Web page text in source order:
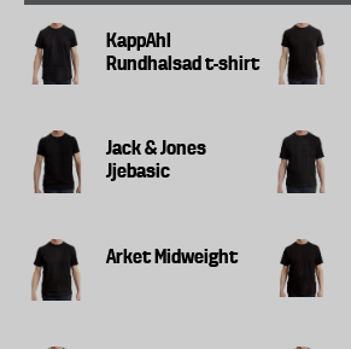
KappAhl
Rundhalsad t-shirt
Jack & Jones
Jjebasic
Arket Midweight